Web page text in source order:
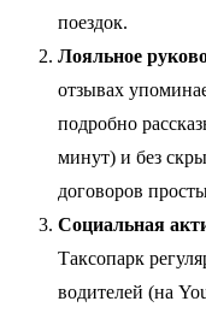
поездок.
Лояльное
отзывах
подробно
минут) и без
договоров
Социальная
Таксопарк
водителей (на